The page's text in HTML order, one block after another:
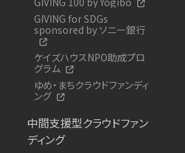
GIVING for SDGs
sponsored by ソニー銀行
ケイズハウスNPO助成プロ
グラム
ゆめ・まちクラウドファンディ
ング
中間支援型クラウドファン
ディング